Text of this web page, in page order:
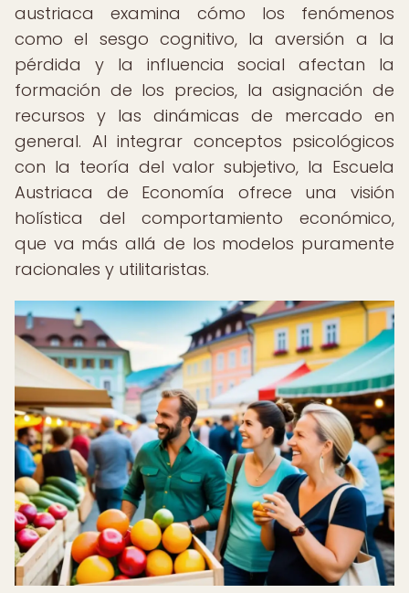
austriaca examina cómo los fenómenos
como el sesgo cognitivo, la aversión a la
pérdida y la influencia social afectan la
formación de los precios, la asignación de
recursos y las dinámicas de mercado en
general. Al integrar conceptos psicológicos
con la teoría del valor subjetivo, la Escuela
Austriaca de Economía ofrece una visión
holística del comportamiento económico,
que va más allá de los modelos puramente
racionales y utilitaristas.